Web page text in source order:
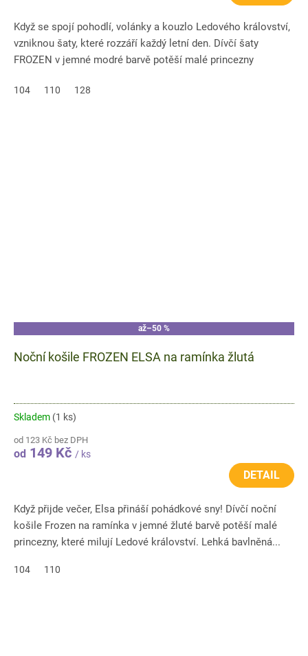
Když se spojí pohodlí, volánky a kouzlo Ledového království,
vzniknou šaty, které rozzáří každý letní den. Dívčí šaty
FROZEN v jemné modré barvě potěší malé princezny
104 110 128
až–50 %
Noční košile FROZEN ELSA na ramínka žlutá
Skladem (1 ks)
od 123 Kč bez DPH
od 149 Kč / ks
DETAIL
Když přijde večer, Elsa přináší pohádkové sny! Dívčí noční
košile Frozen na ramínka v jemné žluté barvě potěší malé
princezny, které milují Ledové království. Lehká bavlněná...
104 110